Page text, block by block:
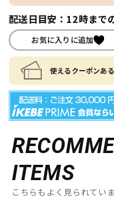
配送日目安：12時まで
お気に入りに追加
使えるクーポンあ
ITEMS
こちらもよく見られてい